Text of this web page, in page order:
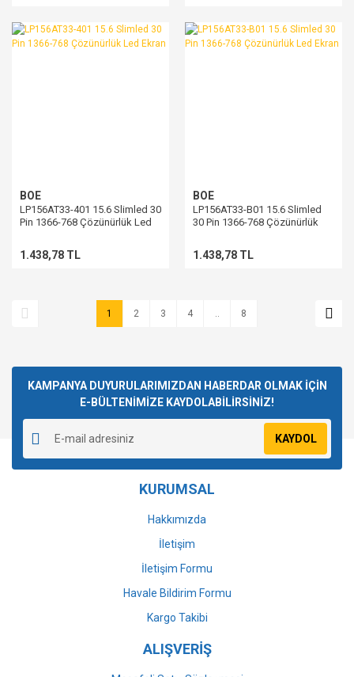
BOE
LP156AT33-401 15.6 Slimled 30
Pin 1366-768 Çözünürlük Led
1.438,78 TL
BOE
LP156AT33-B01 15.6 Slimled
30 Pin 1366-768 Çözünürlük
1.438,78 TL
1 2 3 4 .. 8
KAMPANYA DUYURULARIMIZDAN HABERDAR OLMAK İÇİN
E-BÜLTENİMİZE KAYDOLABİLİRSİNİZ!
KAYDOL
KURUMSAL
Hakkımızda
İletişim
İletişim Formu
Havale Bildirim Formu
Kargo Takibi
ALIŞVERİŞ